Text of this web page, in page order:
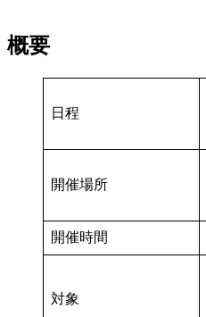
概要
日程
開催場所
開催時間
対象